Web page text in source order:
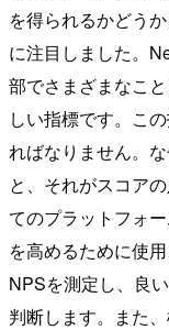
を得られるかどう
に注目しました。
部でさまざまなこ
しい指標です。こ
ればなりません。
と、それがスコア
てのプラットフォ
を高めるために使
NPSを測定し、良
判断します。また